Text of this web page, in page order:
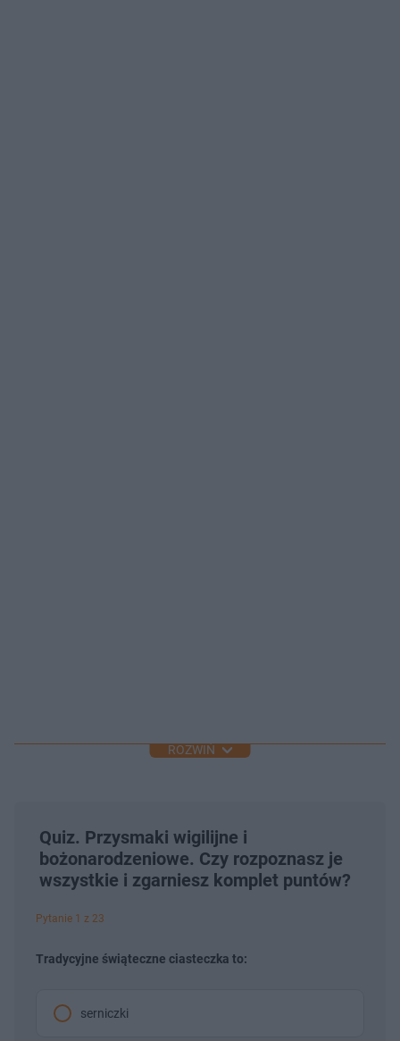
ROZWIŃ
Quiz. Przysmaki wigilijne i
bożonarodzeniowe. Czy rozpoznasz je
wszystkie i zgarniesz komplet puntów?
Pytanie 1 z 23
Tradycyjne świąteczne ciasteczka to:
serniczki